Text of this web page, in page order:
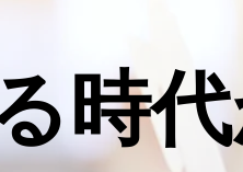
時代